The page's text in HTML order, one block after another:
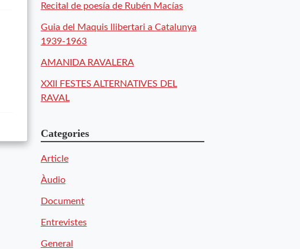
Recital de poesía de Rubén Macías
Guia del Maquis llibertari a Catalunya
1939-1963
AMANIDA RAVALERA
XXII FESTES ALTERNATIVES DEL
RAVAL
Categories
Article
Àudio
Document
Entrevistes
General